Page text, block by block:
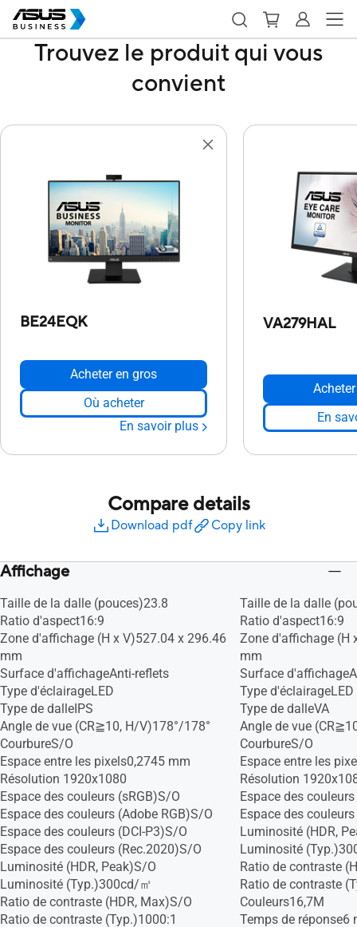
Trouvez le produit qui vous
convient
BE24EQK
Acheter en gros
Où acheter
En savoir plus
VA279HAL
En
Compare details
Download pdf Copy link
Affichage
Taille de la dalle (pouces)23.8
Ratio d'aspect16:9
Zone d'affichage (H x V)527.04 x 296.46
mm
Surface d'affichageAnti-reflets
Type d'éclairageLED
Type de dalleIPS
Angle de vue (CR≧10, H/V)178°/178°
CourbureS/O
Espace entre les pixels0,2745 mm
Résolution 1920x1080
Espace des couleurs (sRGB)S/O
Espace des couleurs (Adobe RGB)S/O
Espace des couleurs (DCI-P3)S/O
Espace des couleurs (Rec.2020)S/O
Luminosité (HDR, Peak)S/O
Luminosité (Typ.)300cd/㎡
Ratio de contraste (HDR, Max)S/O
Ratio de contraste (Typ.)1000:1
Taille de la dalle
Ratio d'aspect16:9
Zone d'affichage (H
mm
Surface
Type d'éclairageLED
Type de dalleVA
Angle de vue
CourbureS/O
Espace entre les
Résolution
Espace des
Espace des
Luminosité (HDR,
Luminosité
Ratio de contraste
Ratio de contraste
Couleurs16,7M
Temps de réponse6